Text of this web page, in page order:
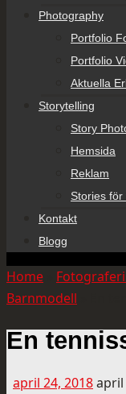
Photography
Portfolio
Portfolio
Aktuella
Storytelling
Story
Hemsida
Reklam
Stories
Kontakt
Blogg
Home
Barnmodell
En
april 24, 2018april